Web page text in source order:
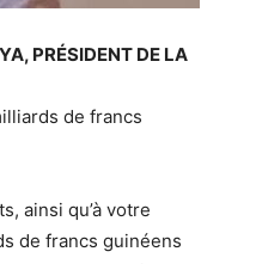
PRÉSIDENT DE LA
de francs
ainsi qu’à votre
de francs guinéens